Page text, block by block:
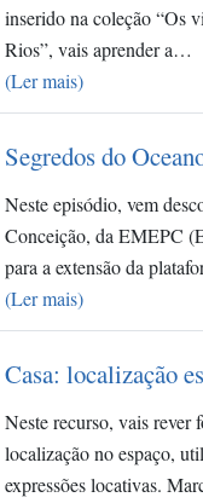
inserido na coleção “Os
Rios”, vais aprender a…
(Ler mais)
Segredos do
Neste episódio, vem
Conceição, da EMEPC
para a extensão da
(Ler mais)
Casa: localização
Neste recurso, vais rever
localização no espaço,
expressões locativas.